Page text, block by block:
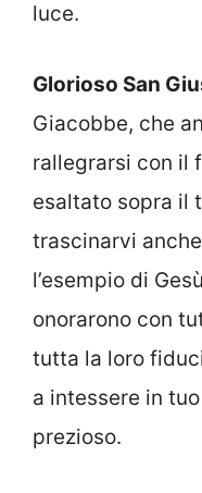
luce.
Glorioso San
Giacobbe, che
rallegrarsi con il
esaltato sopra il
trascinarvi
l’esempio di
onorarono con
tutta la loro
a intessere in
prezioso.